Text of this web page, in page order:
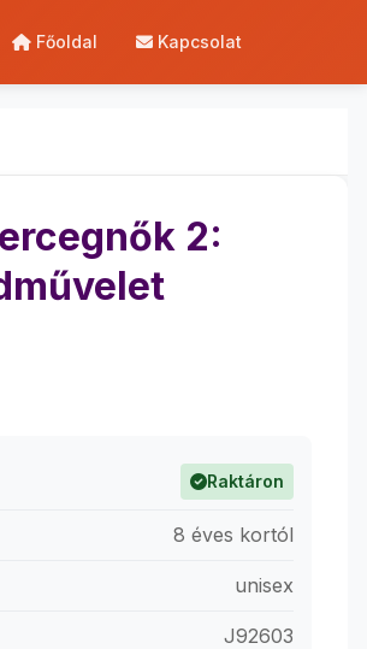
Főoldal Kapcsolat
2:
Raktáron
8 éves kortól
unisex
J92603